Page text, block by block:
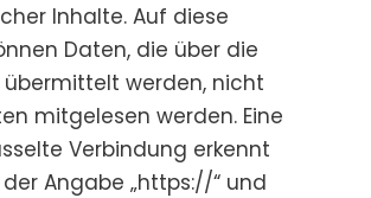
Inhalte. Auf diese
Daten, die über die
übermittelt werden, nicht
mitgelesen werden. Eine
Verbindung erkennt
Angabe „https://“ und